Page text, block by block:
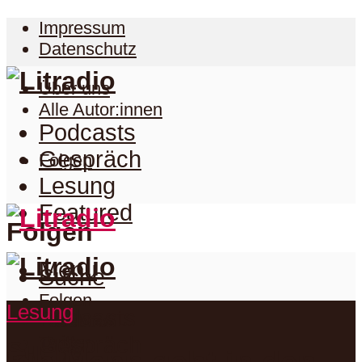
Impressum
Datenschutz
Über uns
Alle Autor:innen
Folgen
Folgen
Folgen
Facebook
Podcasts
Gespräch
Lesung
Featured
Menu
Suche
Podcasts
Lesung